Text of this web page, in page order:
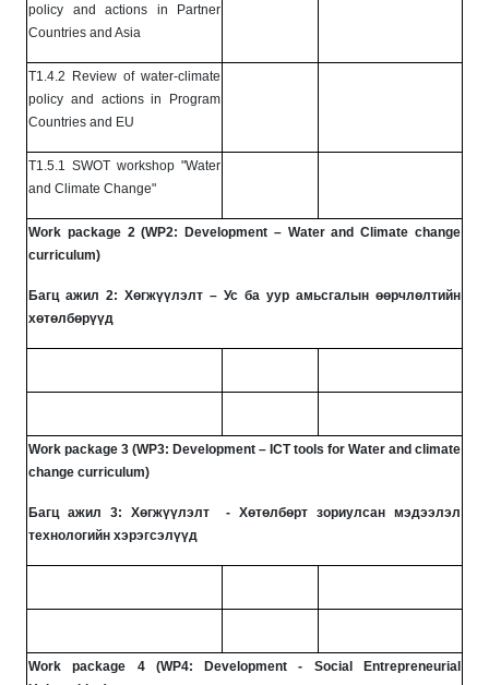
policy and actions in Partner
Countries and Asia
T1.4.2 Review of water-climate
policy and actions in Program
Countries and EU
T1.5.1 SWOT workshop "Water
and Climate Change"
Work package 2 (WP2: Development – Water and Climate change
curriculum)
Багц ажил 2: Хөгжүүлэлт – Ус ба уур амьсгалын өөрчлөлтийн
хөтөлбөрүүд
Work package 3 (WP3: Development – ICT tools for Water and climate
change curriculum)
Багц ажил 3: Хөгжүүлэлт - Хөтөлбөрт зориулсан мэдээлэл
технологийн хэрэгсэлүүд
Work package 4 (WP4: Development - Social Entrepreneurial